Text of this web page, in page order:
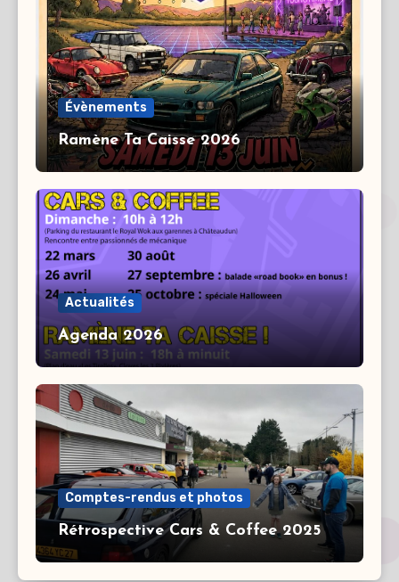
Évènements
Ramène Ta Caisse 2026
Actualités
Agenda 2026
Comptes-rendus et photos
Rétrospective Cars & Coffee 2025